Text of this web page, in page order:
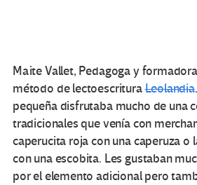
Maite Vallet, Pedagoga y
método de lectoescrituraLeolandia
pequeña disfrutaba mucho de una
tradicionales que venía con
caperucita roja con una caperuza o
con una escobita. Les gustaban
por el elemento adicional pero